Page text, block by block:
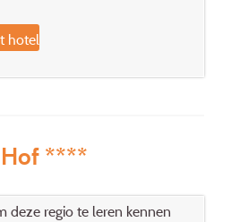
hotel
Hof ****
deze regio te leren kennen